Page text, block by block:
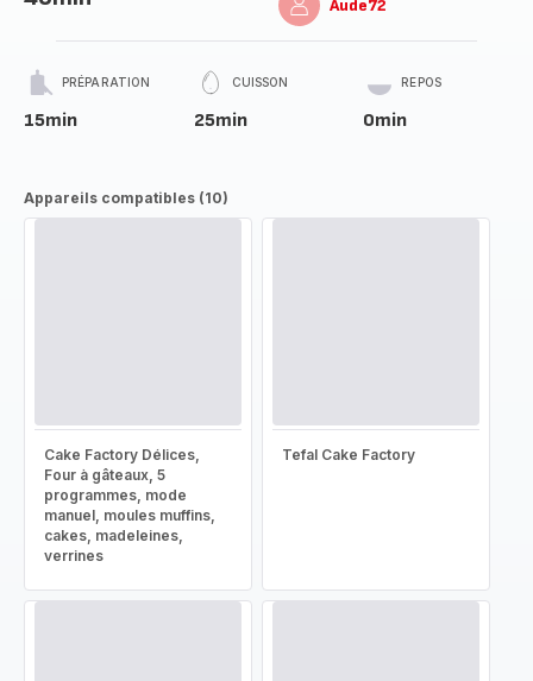
Aude72
PRÉPARATION
15min
CUISSON
25min
REPOS
0min
Appareils compatibles (10)
Cake Factory Délices,
Four à gâteaux, 5
programmes, mode
manuel, moules muffins,
cakes, madeleines,
verrines
Tefal Cake Factory